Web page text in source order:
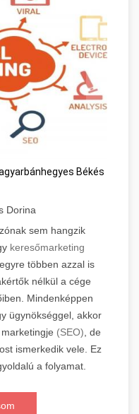
Békés
Dorina
sem hangzik
keresőmarketing
többen azzal is
nélkül a cége
Mindenképpen
ügynökséggel, akkor
(SEO) , de
ismerkedik vele. Ez
a folyamat.